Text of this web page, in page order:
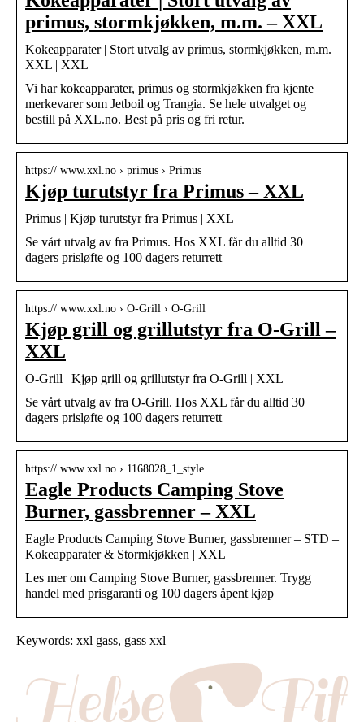
primus, stormkjøkken, m.m. – XXL
Kokeapparater | Stort utvalg av primus, stormkjøkken, m.m. |
XXL | XXL
Vi har kokeapparater, primus og stormkjøkken fra kjente
merkevarer som Jetboil og Trangia. Se hele utvalget og
bestill på XXL.no. Best på pris og fri retur.
https:// www.xxl.no › primus › Primus
Kjøp turutstyr fra Primus – XXL
Primus | Kjøp turutstyr fra Primus | XXL
Se vårt utvalg av fra Primus. Hos XXL får du alltid 30
dagers prisløfte og 100 dagers returrett
https:// www.xxl.no › O-Grill › O-Grill
Kjøp grill og grillutstyr fra O-Grill –
XXL
O-Grill | Kjøp grill og grillutstyr fra O-Grill | XXL
Se vårt utvalg av fra O-Grill. Hos XXL får du alltid 30
dagers prisløfte og 100 dagers returrett
https:// www.xxl.no › 1168028_1_style
Eagle Products Camping Stove
Burner, gassbrenner – XXL
Eagle Products Camping Stove Burner, gassbrenner – STD –
Kokeapparater & Stormkjøkken | XXL
Les mer om Camping Stove Burner, gassbrenner. Trygg
handel med prisgaranti og 100 dagers åpent kjøp
Keywords: xxl gass, gass xxl